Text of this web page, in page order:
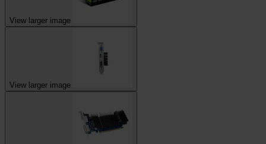
View larger image
View larger image